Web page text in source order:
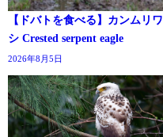
【ドバトを食べる】カンムリワ
シ Crested serpent eagle
2026年8月5日